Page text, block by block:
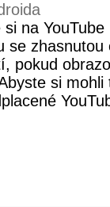
si na
se
pokud
si